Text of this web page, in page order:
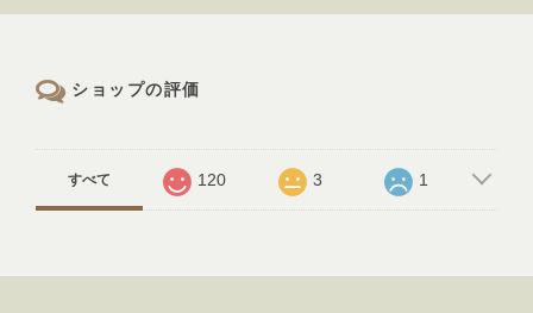
ショップの評価
すべて 120 3 1